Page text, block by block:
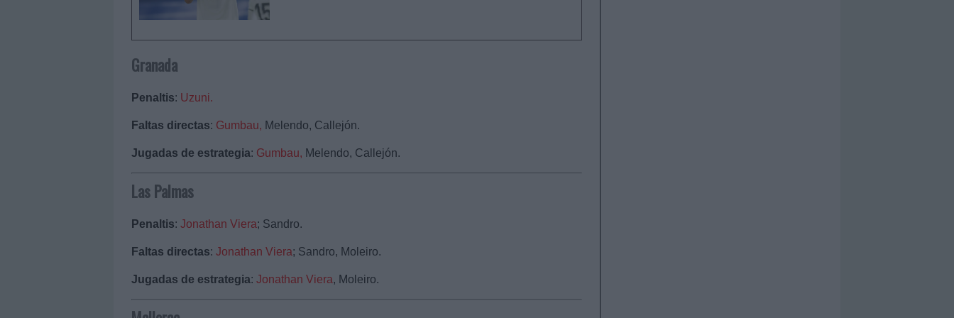
Granada
Penaltis: Uzuni.
Faltas directas: Gumbau, Melendo, Callejón.
Jugadas de estrategia: Gumbau, Melendo, Callejón.
Las Palmas
Penaltis: Jonathan Viera; Sandro.
Faltas directas: Jonathan Viera; Sandro, Moleiro.
Jugadas de estrategia: Jonathan Viera, Moleiro.